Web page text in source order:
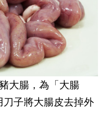
大腸，為「大腸
刀子將大腸皮去掉外